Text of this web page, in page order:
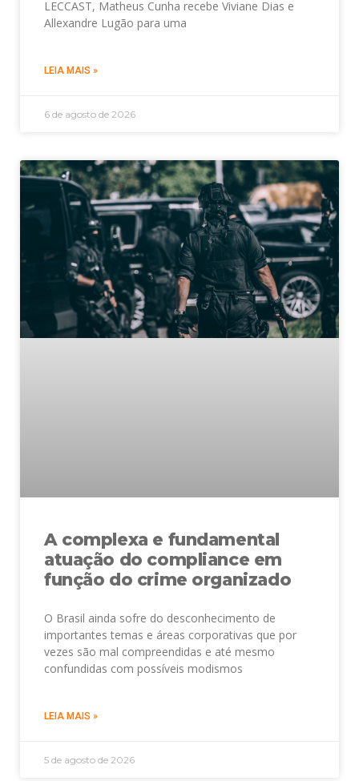
LECCAST, Matheus Cunha recebe Viviane Dias e
Allexandre Lugão para uma
LEIA MAIS »
6 de agosto de 2026
A complexa e fundamental
atuação do compliance em
função do crime organizado
O Brasil ainda sofre do desconhecimento de
importantes temas e áreas corporativas que por
vezes são mal compreendidas e até mesmo
confundidas com possíveis modismos
LEIA MAIS »
5 de agosto de 2026